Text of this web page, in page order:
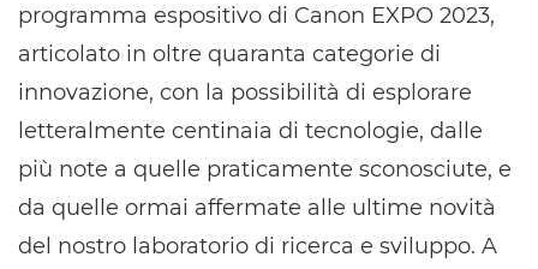
programma espositivo di Canon EXPO 2023,
articolato in oltre quaranta categorie di
innovazione, con la possibilità di esplorare
letteralmente centinaia di tecnologie, dalle
più note a quelle praticamente sconosciute, e
da quelle ormai affermate alle ultime novità
del nostro laboratorio di ricerca e sviluppo. A